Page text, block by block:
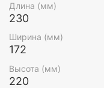
Длина (мм)
230
Ширина (мм)
172
Высота (мм)
220